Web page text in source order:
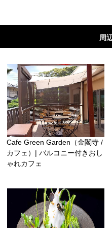
周
Cafe Green Garden（金閣寺 /
カフェ）| バルコニー付きおし
ゃれカフェ